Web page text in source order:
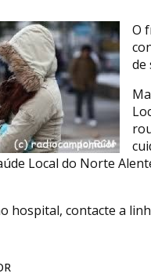
O
de
Local do Norte
hospital, contacte a